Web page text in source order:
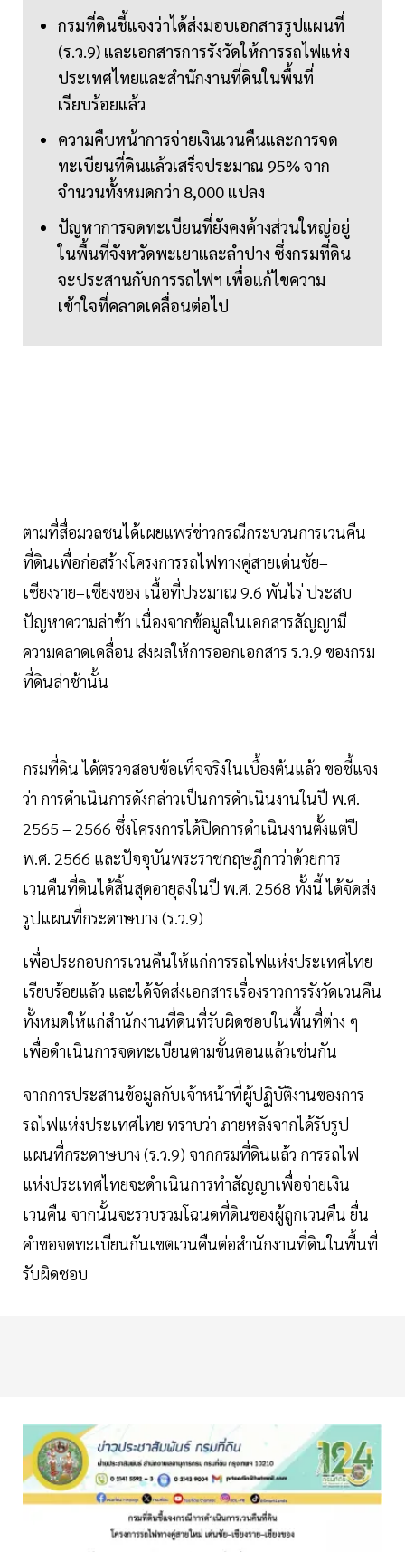
กรมที่ดินชี้แจงว่าได้ส่งมอบเอกสารรูปแผนที่
(ร.ว.9) และเอกสารการรังวัดให้การรถไฟแห่ง
ประเทศไทยและสำนักงานที่ดินในพื้นที่
เรียบร้อยแล้ว
ความคืบหน้าการจ่ายเงินเวนคืนและการจด
ทะเบียนที่ดินแล้วเสร็จประมาณ 95% จาก
จำนวนทั้งหมดกว่า 8,000 แปลง
ปัญหาการจดทะเบียนที่ยังคงค้างส่วนใหญ่อยู่
ในพื้นที่จังหวัดพะเยาและลำปาง ซึ่งกรมที่ดิน
จะประสานกับการรถไฟฯ เพื่อแก้ไขความ
เข้าใจที่คลาดเคลื่อนต่อไป
ตามที่สื่อมวลชนได้เผยแพร่ข่าวกรณีกระบวนการเวนคืน
ที่ดินเพื่อก่อสร้างโครงการรถไฟทางคู่สายเด่นชัย–
เชียงราย–เชียงของ เนื้อที่ประมาณ 9.6 พันไร่ ประสบ
ปัญหาความล่าช้า เนื่องจากข้อมูลในเอกสารสัญญามี
ความคลาดเคลื่อน ส่งผลให้การออกเอกสาร ร.ว.9 ของกรม
ที่ดินล่าช้านั้น
กรมที่ดิน ได้ตรวจสอบข้อเท็จจริงในเบื้องต้นแล้ว ขอชี้แจง
ว่า การดำเนินการดังกล่าวเป็นการดำเนินงานในปี พ.ศ.
2565 – 2566 ซึ่งโครงการได้ปิดการดำเนินงานตั้งแต่ปี
พ.ศ. 2566 และปัจจุบันพระราชกฤษฎีกาว่าด้วยการ
เวนคืนที่ดินได้สิ้นสุดอายุลงในปี พ.ศ. 2568 ทั้งนี้ ได้จัดส่ง
รูปแผนที่กระดาษบาง (ร.ว.9)
เพื่อประกอบการเวนคืนให้แก่การรถไฟแห่งประเทศไทย
เรียบร้อยแล้ว และได้จัดส่งเอกสารเรื่องราวการรังวัดเวนคืน
ทั้งหมดให้แก่สำนักงานที่ดินที่รับผิดชอบในพื้นที่ต่าง ๆ
เพื่อดำเนินการจดทะเบียนตามขั้นตอนแล้วเช่นกัน
จากการประสานข้อมูลกับเจ้าหน้าที่ผู้ปฏิบัติงานของการ
รถไฟแห่งประเทศไทย ทราบว่า ภายหลังจากได้รับรูป
แผนที่กระดาษบาง (ร.ว.9) จากกรมที่ดินแล้ว การรถไฟ
แห่งประเทศไทยจะดำเนินการทำสัญญาเพื่อจ่ายเงิน
เวนคืน จากนั้นจะรวบรวมโฉนดที่ดินของผู้ถูกเวนคืน ยื่น
คำขอจดทะเบียนกันเขตเวนคืนต่อสำนักงานที่ดินในพื้นที่
รับผิดชอบ